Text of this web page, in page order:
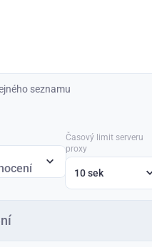
seznamu
Časový limit serveru
proxy
10 sek